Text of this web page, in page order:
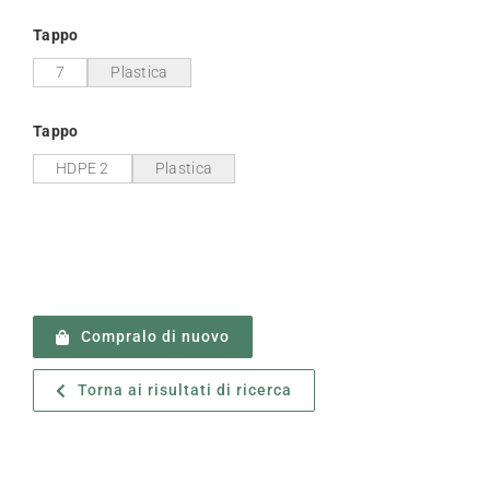
Tappo
7 Plastica
Tappo
HDPE 2 Plastica
Compralo di nuovo
Torna ai risultati di ricerca